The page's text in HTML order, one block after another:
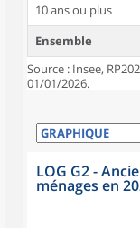
10 ans ou plus
Ensemble
Source : Insee,
01/01/2026.
LOG G2 -
ménages en